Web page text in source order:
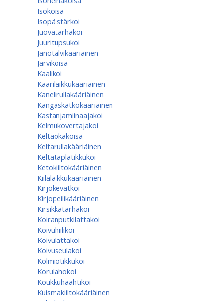
Isokoisa
Isopäistärkoi
Juovatarhakoi
Juuritupsukoi
Jänötalvikääriäinen
Järvikoisa
Kaalikoi
Kaarilaikkukääriäinen
Kanelirullakääriäinen
Kangaskätkökääriäinen
Kastanjamiinaajakoi
Kelmukovertajakoi
Keltaokakoisa
Keltarullakääriäinen
Keltatäplätikkukoi
Ketokiiltokääriäinen
Kiilalaikkukääriäinen
Kirjokevätkoi
Kirjopeilikääriäinen
Kirsikkatarhakoi
Koiranputkilattakoi
Koivuhiilikoi
Koivulattakoi
Koivuseulakoi
Kolmiotikkukoi
Korulahokoi
Koukkuhaahtikoi
Kuismakiiltokääriäinen